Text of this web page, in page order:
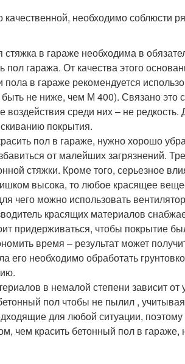
необходимо соблюсти
в гараже необходима в
гаража. От качества этого
в гараже рекомендуется
не ниже, чем М 400). Связано это
воздействия среди них – не
покрытия.
пол в гараже, нужно хорошо
от малейших загрязнений.
стяжки. Кроме того, серьезное
высока, то любое красящее
чего можно использовать
красящих материалов
придерживаться, чтобы покрытие
время – результат может
его необходимо обработать
в немалой степени зависит от
пол чтобы не пылил ,
для любой ситуации,
чем красить бетонный пол в гараже,